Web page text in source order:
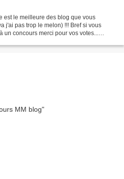
est le meilleure des blog que vous
j'ai pas trop le melon) !!! Bref si vous
un concours merci pour vos votes...